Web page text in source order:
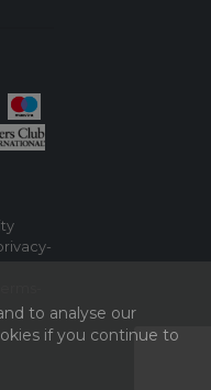
to analyse our
if you continue to